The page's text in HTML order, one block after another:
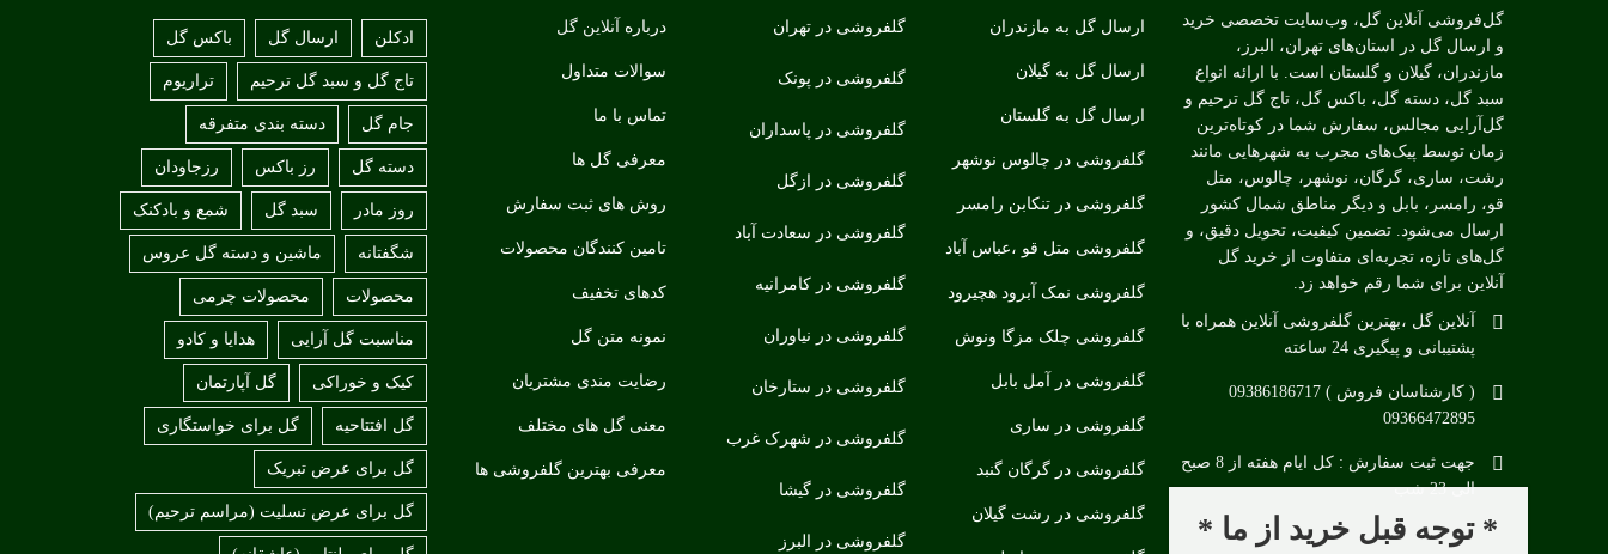
گل‌فروشی آنلاین گل، وب‌سایت تخصصی خرید
و ارسال گل در استان‌های تهران، البرز،
مازندران، گیلان و گلستان است. با ارائه انواع
سبد گل، دسته گل، باکس گل، تاج گل ترحیم و
گل‌آرایی مجالس، سفارش شما در کوتاه‌ترین
زمان توسط پیک‌های مجرب به شهرهایی مانند
رشت، ساری، گرگان، نوشهر، چالوس، متل
قو، رامسر، بابل و دیگر مناطق شمال کشور
ارسال می‌شود. تضمین کیفیت، تحویل دقیق، و
گل‌های تازه، تجربه‌ای متفاوت از خرید گل
آنلاین برای شما رقم خواهد زد.
آنلاین گل ،بهترین گلفروشی آنلاین همراه با
پشتیبانی و پیگیری 24 ساعته
( کارشناسان فروش ) 09386186717
09366472895
جهت ثبت سفارش : کل ایام هفته از 8 صبح
الی 23 شب
ارسال گل به مازندران
ارسال گل به گیلان
ارسال گل به گلستان
گلفروشی در چالوس نوشهر
گلفروشی در تنکابن رامسر
گلفروشی متل قو ،عباس آباد
گلفروشی نمک آبرود هچیرود
گلفروشی چلک مزگا ونوش
گلفروشی در آمل بابل
گلفروشی در ساری
گلفروشی در گرگان گنبد
گلفروشی در رشت گیلان
گلفروشی در تهران
گلفروشی در پونک
گلفروشی در پاسداران
گلفروشی در ازگل
گلفروشی در سعادت آباد
گلفروشی در کامرانیه
گلفروشی در نیاوران
گلفروشی در ستارخان
گلفروشی در شهرک غرب
گلفروشی در گیشا
گلفروشی در البرز
درباره آنلاین گل
سوالات متداول
تماس با ما
معرفی گل ها
روش های ثبت سفارش
تامین کنندگان محصولات
کدهای تخفیف
نمونه متن گل
رضایت مندی مشتریان
معنی گل های مختلف
معرفی بهترین گلفروشی ها
ادکلن ارسال گل باکس گل
تاج گل و سبد گل ترحیم تراریوم
جام گل دسته بندی متفرقه
دسته گل رز باکس رزجاودان
روز مادر سبد گل شمع و بادکنک
شگفتانه ماشین و دسته گل عروس
محصولات محصولات چرمی
مناسبت گل آرایی هدایا و کادو
کیک و خوراکی گل آپارتمان
گل افتتاحیه گل برای خواستگاری
گل برای عرض تبریک
گل برای عرض تسلیت (مراسم ترحیم)
* توجه قبل خرید از ما *